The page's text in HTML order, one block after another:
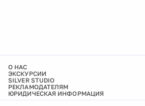
О НАС
ЭКСКУРСИИ
SILVER STUDIO
РЕКЛАМОДАТЕЛЯМ
ЮРИДИЧЕСКАЯ ИНФОРМАЦИЯ